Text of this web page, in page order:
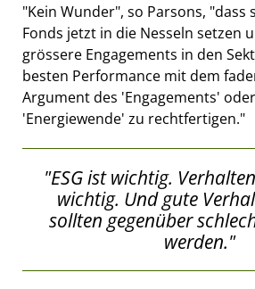
"Kein Wunder", so Parsons, "dass
Fonds jetzt in die Nesseln setzen
grössere Engagements in den
besten Performance mit dem
Argument des 'Engagements'
'Energiewende' zu rechtfertigen."
"ESG ist wichtig.
wichtig. Und gute
sollten gegenüber
werden."